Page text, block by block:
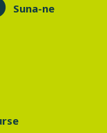
Suna-ne